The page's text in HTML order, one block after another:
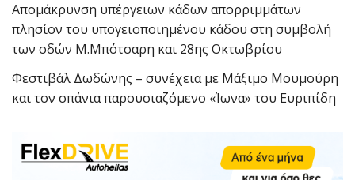
Απομάκρυνση υπέργειων κάδων απορριμμάτων
πλησίον του υπογειοποιημένου κάδου στη συμβολή
των οδών Μ.Μπότσαρη και 28ης Οκτωβρίου
Φεστιβάλ Δωδώνης – συνέχεια με Μάξιμο Μουμούρη
και τον σπάνια παρουσιαζόμενο «Ίωνα» του Ευριπίδη